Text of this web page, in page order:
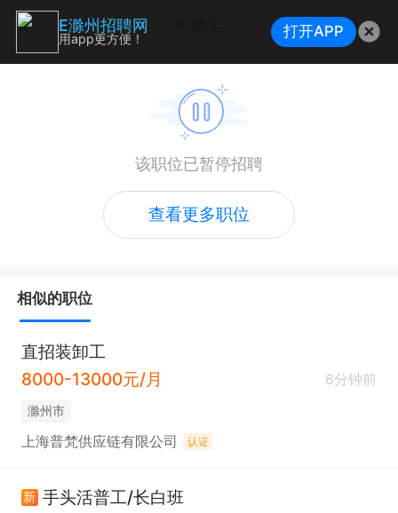
该职位已暂停招聘
查看更多职位
相似的职位
直招装卸工
8000-13000元/月
6分钟前
滁州市
上海普梵供应链有限公司 认证
新 手头活普工/长白班
E滁州招聘网
用app更方便！ 打开APP